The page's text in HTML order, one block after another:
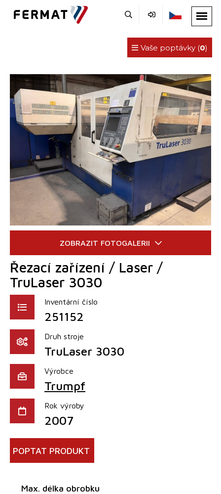
Vaše poptávky (0)
Řezací zařízení / Laser /
TruLaser 3030
Inventární číslo
251152
Druh stroje
TruLaser 3030
Výrobce
Trumpf
Rok výroby
2007
POPTAT PRODUKT
Max. délka obrobku